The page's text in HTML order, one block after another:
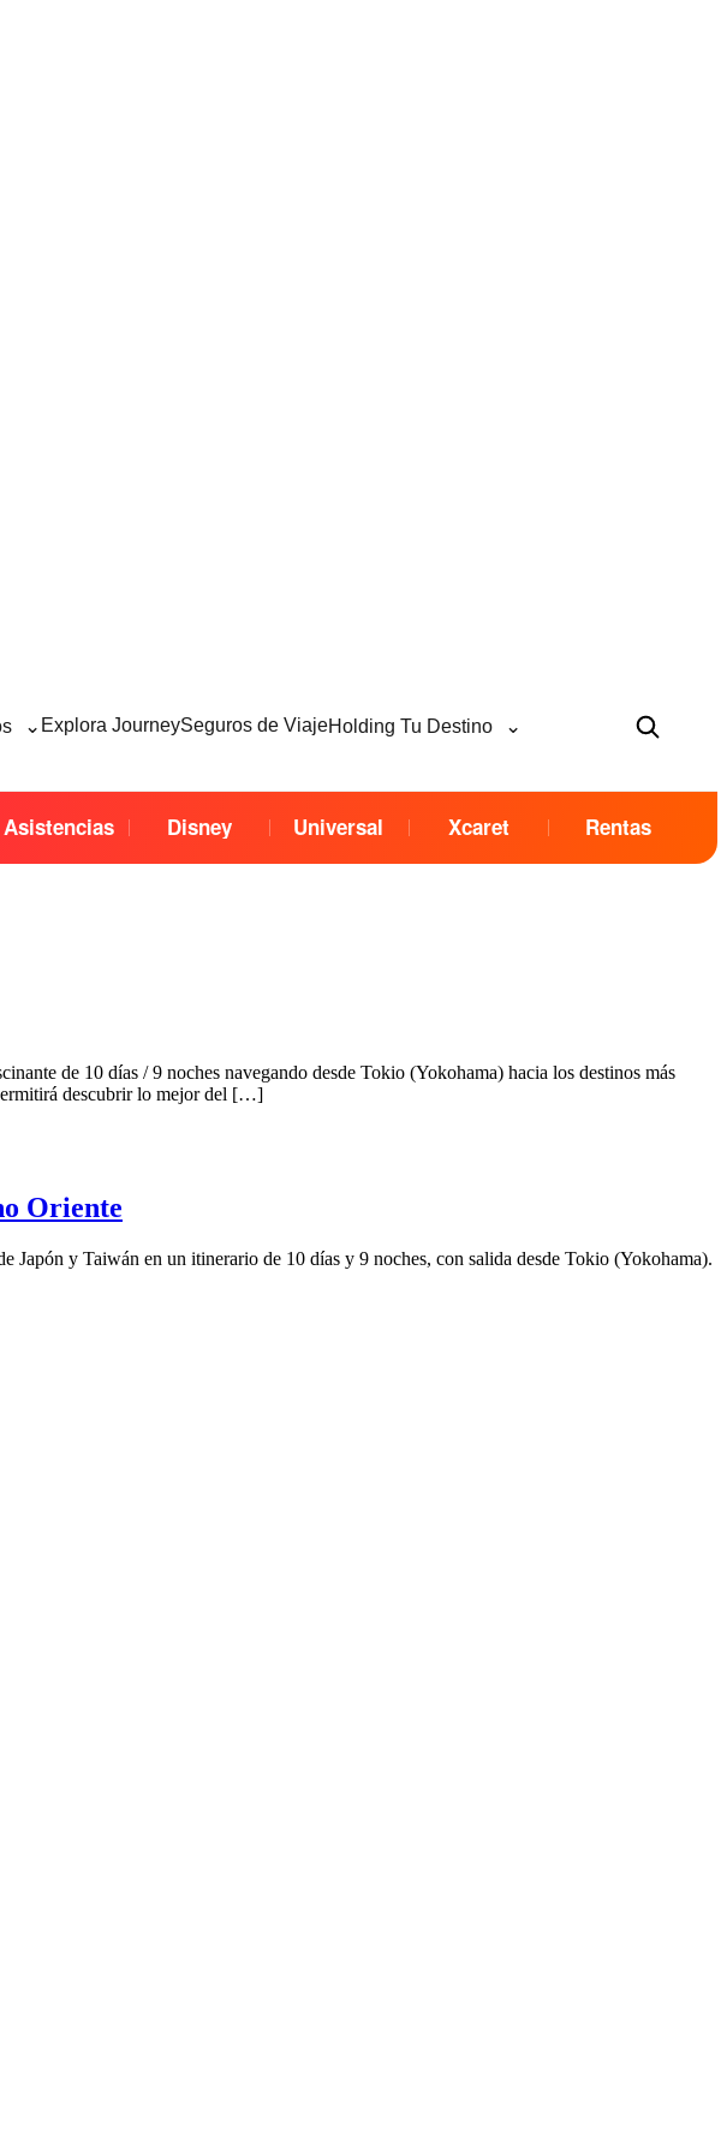
⌄ Explora JourneySeguros de ViajeHolding Tu Destino ⌄
Asistencias Disney Universal Xcaret Rentas
de 10 días / 9 noches navegando desde Tokio (Yokohama) hacia los destinos más
descubrir lo mejor del […]
Oriente
y Taiwán en un itinerario de 10 días y 9 noches, con salida desde Tokio (Yokohama).